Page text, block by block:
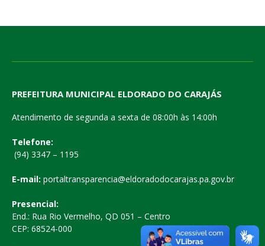
PREFEITURA MUNICIPAL ELDORADO DO CARAJÁS
Atendimento de segunda a sexta de 08:00h às 14:00h
Telefone:
(94) 3347 – 1195
E-mail: portaltransparencia@eldoradodocarajas.pa.gov.br
Presencial:
End.: Rua Rio Vermelho, QD 051 – Centro
CEP: 68524-000